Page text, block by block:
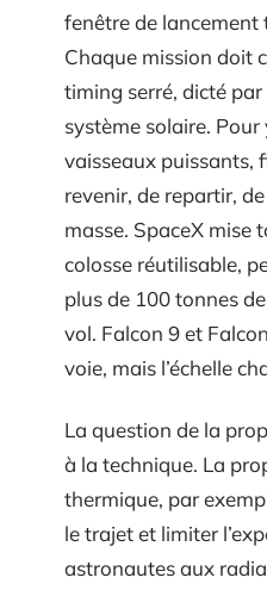
fenêtre de lancement
Chaque mission doit
timing serré, dicté
système solaire.
vaisseaux puissants,
revenir, de repartir,
masse. SpaceX mise
colosse réutilisable,
plus de 100 tonnes
vol. Falcon 9 et
voie, mais l’échelle
La question de la
à la technique. La
thermique, par
le trajet et limiter
astronautes aux